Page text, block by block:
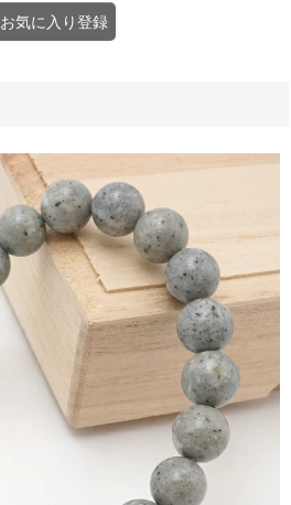
お気に入り登録